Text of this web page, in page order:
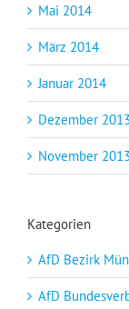
Mai 2014
März 2014
Januar 2014
Dezember 2013
November 2013
Kategorien
AfD Bezirk
AfD